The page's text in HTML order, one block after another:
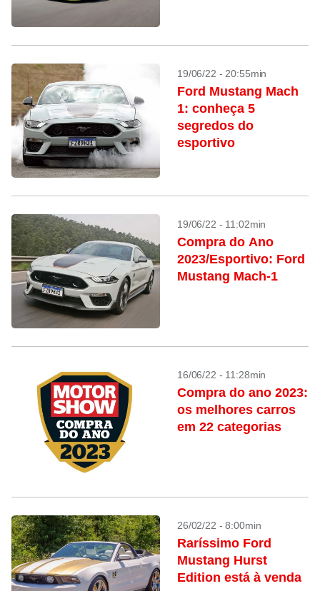
19/06/22 - 20:55min
Ford Mustang Mach
1: conheça 5
segredos do
esportivo
19/06/22 - 11:02min
Compra do Ano
2023/Esportivo: Ford
Mustang Mach-1
16/06/22 - 11:28min
Compra do ano 2023:
os melhores carros
em 22 categorias
26/02/22 - 8:00min
Raríssimo Ford
Mustang Hurst
Edition está à venda